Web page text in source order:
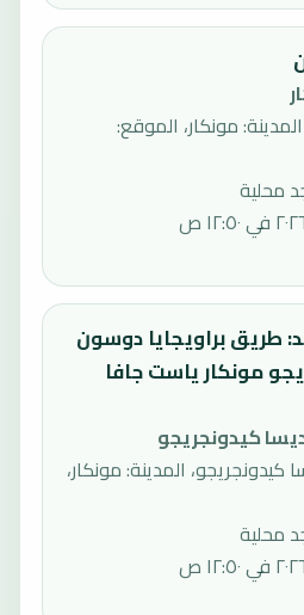
مونكار، الموقع:
محلية
طريق براويجايا دوسون
مونكار ياست جافا
كيدونجريجو
المدينة: مونكار،
محلية